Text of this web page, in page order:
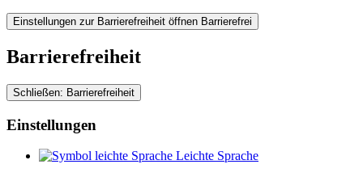
Einstellungen zur Barrierefreiheit öffnen Barrierefrei
Barrierefreiheit
Schließen: Barrierefreiheit
Einstellungen
Leichte Sprache